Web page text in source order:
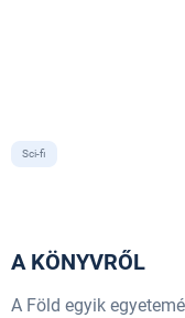
Sci-fi
A KÖNYVRŐL
A Föld egyik